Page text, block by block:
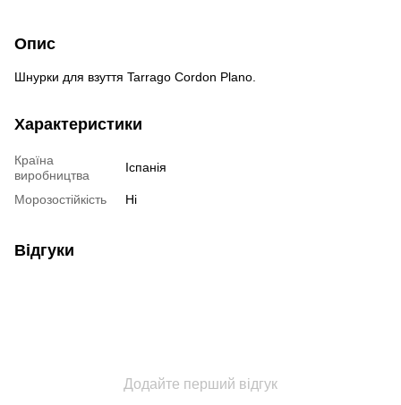
Опис
Шнурки для взуття Tarrago Cordon Plano.
Характеристики
Країна
виробництва
Іспанія
Морозостійкість Ні
Відгуки
Додайте перший відгук